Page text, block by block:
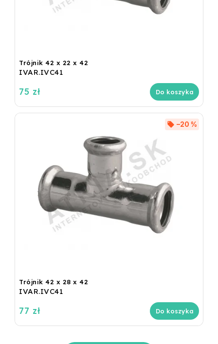
Trójnik 42 x 22 x 42
IVAR.IVC41
75 zł Do koszyka
Trójnik 42 x 28 x 42
IVAR.IVC41
–20 %
77 zł Do koszyka